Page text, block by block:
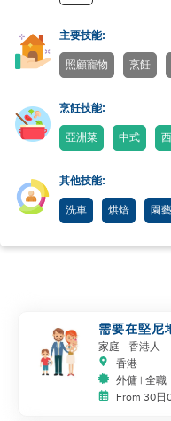
主要技能:
照顧寵物 烹飪
烹飪技能:
亞洲菜 中式
其他技能:
洗車 烘焙 園藝
需要在堅尼
兒/兒童
家庭 - 香港人
香港
外傭 | 全職
From 30日